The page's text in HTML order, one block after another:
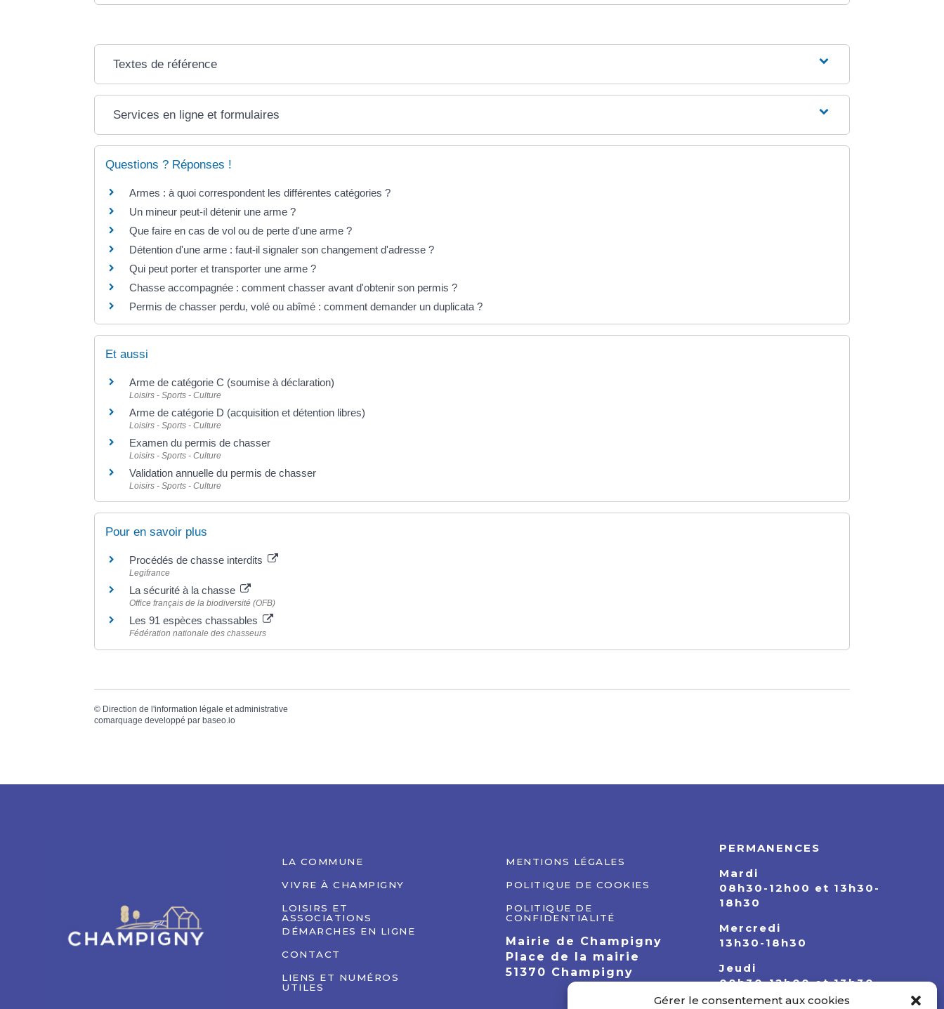
Gérer le consentement aux cookies
Textes de référence
Services en ligne et formulaires
Questions ? Réponses !
Armes : à quoi correspondent les différentes catégories ?
Un mineur peut-il détenir une arme ?
Que faire en cas de vol ou de perte d'une arme ?
Détention d'une arme : faut-il signaler son changement d'adresse ?
Qui peut porter et transporter une arme ?
Chasse accompagnée : comment chasser avant d'obtenir son permis ?
Permis de chasser perdu, volé ou abîmé : comment demander un duplicata ?
Et aussi
Arme de catégorie C (soumise à déclaration)
Loisirs - Sports - Culture
Arme de catégorie D (acquisition et détention libres)
Loisirs - Sports - Culture
Examen du permis de chasser
Loisirs - Sports - Culture
Validation annuelle du permis de chasser
Loisirs - Sports - Culture
Pour en savoir plus
Procédés de chasse interdits
Legifrance
La sécurité à la chasse
Office français de la biodiversité (OFB)
Les 91 espèces chassables
Fédération nationale des chasseurs
© Direction de l'information légale et administrative
comarquage developpé parbaseo.io
LA COMMUNE
VIVRE À CHAMPIGNY
LOISIRS ET
ASSOCIATIONS
DÉMARCHES EN LIGNE
CONTACT
LIENS ET NUMÉROS
UTILES
MENTIONS LÉGALES
POLITIQUE DE COOKIES
POLITIQUE DE
CONFIDENTIALITÉ
Mairie de Champigny
Place de la mairie
51370 Champigny
PERMANENCES
Mardi
08h30-12h00 et 13h30-
18h30
Mercredi
13h30-18h30
Jeudi
08h30-12h00 et 13h30-
18h30